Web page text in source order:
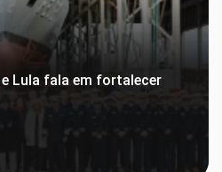
Lula fala em fortalecer